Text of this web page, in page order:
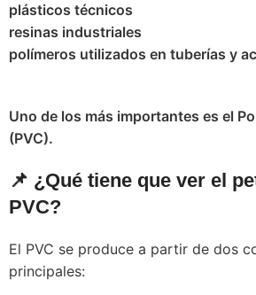
plásticos técnicos
resinas industriales
polímeros utilizados en tuberías y
Uno de los más importantes es el
(PVC).
📌 ¿Qué tiene que ver el
PVC?
El PVC se produce a partir de dos
principales: